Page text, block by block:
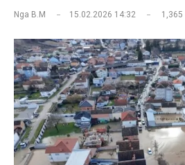
Nga B.M 15.02.2026 14:32 1,365